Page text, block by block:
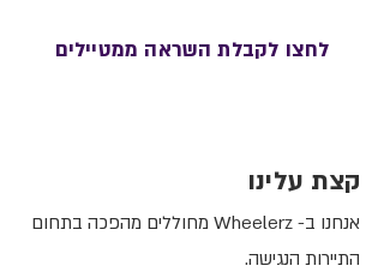
לחצו לקבלת השראה ממטיילים
קצת עלינו
אנחנו ב- Wheelerz מחוללים מהפכה בתחום
התיירות הנגישה.